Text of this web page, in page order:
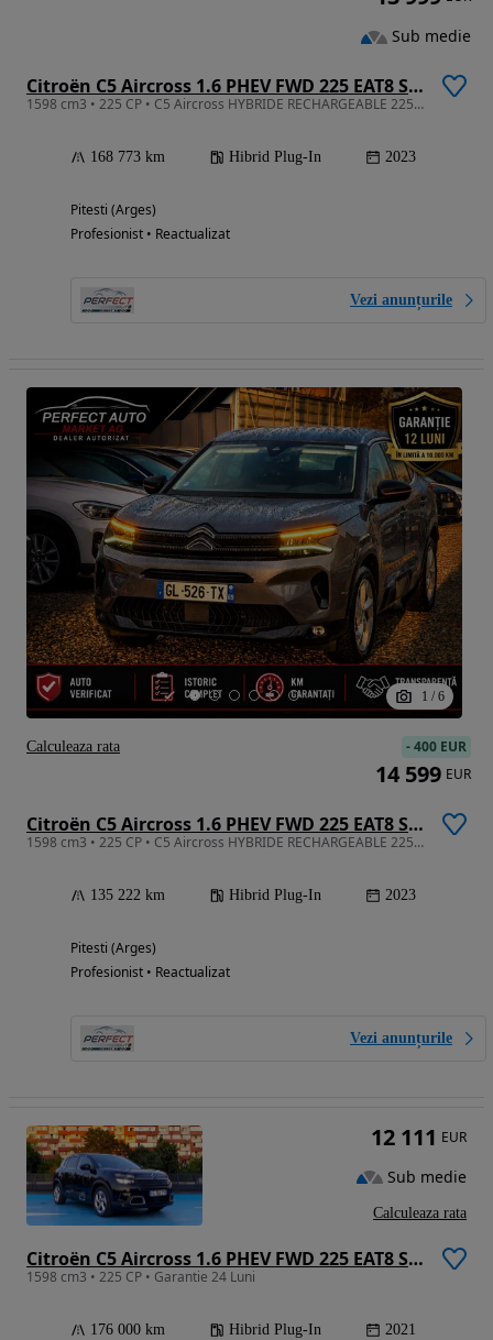
Citroën C5 Aircross 1.6 PHEV FWD 225 EAT8 Shine
1598 cm3 • 225 CP • C5 Aircross HYBRIDE RECHARGEABLE 225Cp/ Distronic / Virtual Cockpit
168 773 km Hibrid Plug-In 2023
Pitesti (Arges)
Profesionist • Reactualizat
Vezi anunțurile
Sub medie
1 / 6
Citroën C5 Aircross 1.6 PHEV FWD 225 EAT8 Shine
1598 cm3 • 225 CP • C5 Aircross HYBRIDE RECHARGEABLE 225Cp/ Distronic / Virtual Cockpit
135 222 km Hibrid Plug-In 2023
Pitesti (Arges)
Profesionist • Reactualizat
Vezi anunțurile
-400 EUR
14 599 EUR
Calculeaza rata
Citroën C5 Aircross 1.6 PHEV FWD 225 EAT8 Shine
1598 cm3 • 225 CP • Garantie 24 Luni
176 000 km Hibrid Plug-In 2021
12 111 EUR
Sub medie
Calculeaza rata